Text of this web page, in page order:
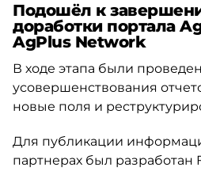
Подошёл к
доработки портала
AgPlus Network
В ходе этапа были
усовершенствования
новые поля и
Для публикации
партнерах был